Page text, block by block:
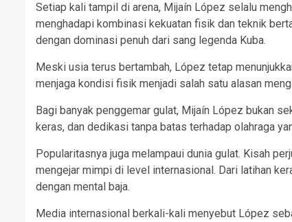
Setiap kali tampil di arena, Mijaín López selalu
menghadapi kombinasi kekuatan fisik dan teknik
dengan dominasi penuh dari sang legenda Kuba.
Meski usia terus bertambah, López tetap
menjaga kondisi fisik menjadi salah satu alasan
Bagi banyak penggemar gulat, Mijaín López bukan
keras, dan dedikasi tanpa batas terhadap olahraga
Popularitasnya juga melampaui dunia gulat. Kisah
mengejar mimpi di level internasional. Dari latihan
dengan mental baja.
Media internasional berkali-kali menyebut López